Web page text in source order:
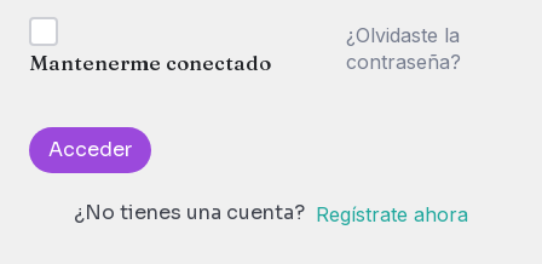
Mantenerme conectado
¿Olvidaste la
contraseña?
Acceder
¿No tienes una cuenta? Regístrate ahora